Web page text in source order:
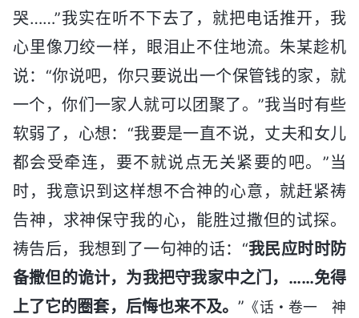
哭……”我实在听不下去了，就把电话推开，我
心里像刀绞一样，眼泪止不住地流。朱某趁机
说：“你说吧，你只要说出一个保管钱的家，就
一个，你们一家人就可以团聚了。”我当时有些
软弱了，心想：“我要是一直不说，丈夫和女儿
都会受牵连，要不就说点无关紧要的吧。”当
时，我意识到这样想不合神的心意，就赶紧祷
告神，求神保守我的心，能胜过撒但的试探。
祷告后，我想到了一句神的话：“我民应时时防
备撒但的诡计，为我把守我家中之门，……免得
上了它的圈套，后悔也来不及。” 《话・卷一 神